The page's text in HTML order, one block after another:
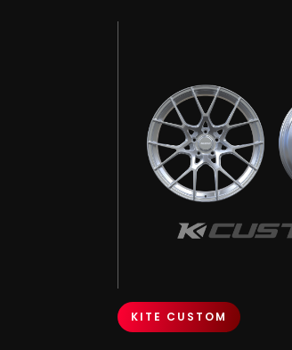
KITE CUSTOM